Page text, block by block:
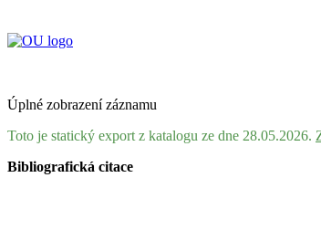
Úplné zobrazení záznamu
Toto je statický export z katalogu ze dne 28.05.2026.
Bibliografická citace